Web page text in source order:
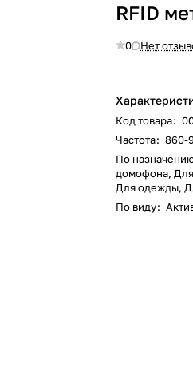
RFID
0 Нет
Код товара:
Частота: 860-
По
домофона,
Для одежды,
По виду: